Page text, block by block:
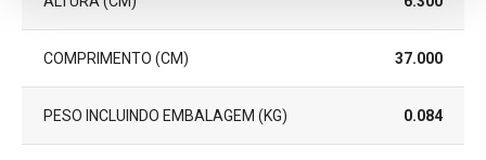
COMPRIMENTO (CM) 37.000
PESO INCLUINDO EMBALAGEM (KG) 0.084